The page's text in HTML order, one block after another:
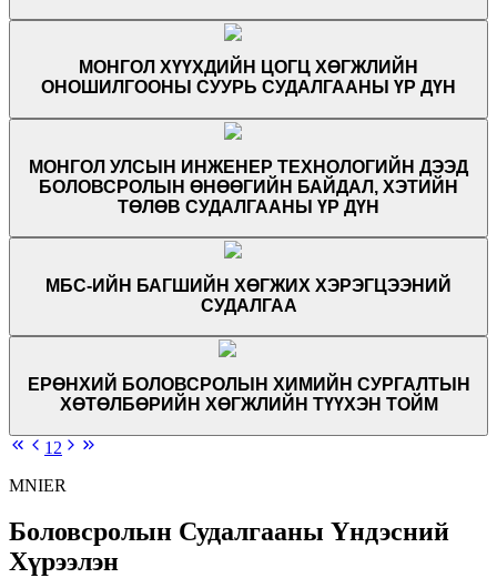
МОНГОЛ ХҮҮХДИЙН ЦОГЦ ХӨГЖЛИЙН
ОНОШИЛГООНЫ СУУРЬ СУДАЛГААНЫ ҮР ДҮН
МОНГОЛ УЛСЫН ИНЖЕНЕР ТЕХНОЛОГИЙН ДЭЭД
БОЛОВСРОЛЫН ӨНӨӨГИЙН БАЙДАЛ, ХЭТИЙН
ТӨЛӨВ СУДАЛГААНЫ ҮР ДҮН
МБС-ИЙН БАГШИЙН ХӨГЖИХ ХЭРЭГЦЭЭНИЙ
СУДАЛГАА
ЕРӨНХИЙ БОЛОВСРОЛЫН ХИМИЙН СУРГАЛТЫН
ХӨТӨЛБӨРИЙН ХӨГЖЛИЙН ТҮҮХЭН ТОЙМ
1 2
MNIER
Боловсролын Судалгааны Үндэсний
Хүрээлэн